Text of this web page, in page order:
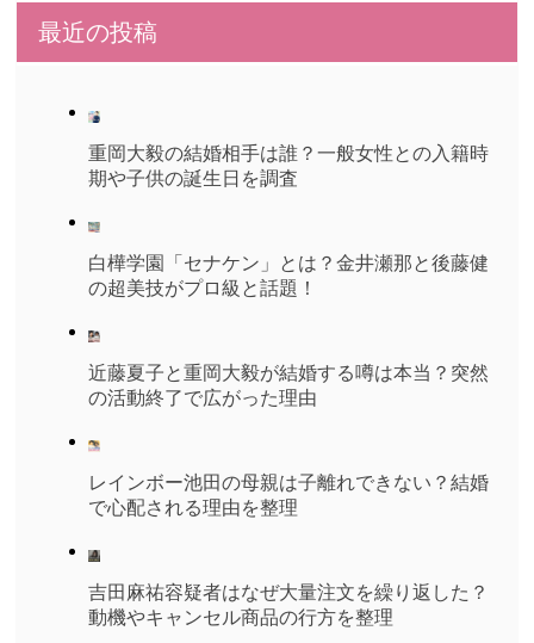
最近の投稿
重岡大毅の結婚相手は誰？一般女性との入籍時
期や子供の誕生日を調査
白樺学園「セナケン」とは？金井瀬那と後藤健
の超美技がプロ級と話題！
近藤夏子と重岡大毅が結婚する噂は本当？突然
の活動終了で広がった理由
レインボー池田の母親は子離れできない？結婚
で心配される理由を整理
吉田麻祐容疑者はなぜ大量注文を繰り返した？
動機やキャンセル商品の行方を整理